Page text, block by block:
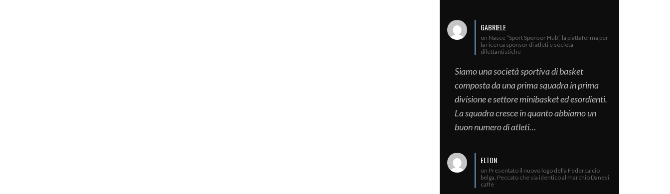
GABRIELE
on Nasce “Sport Sponsor Hub”, la piattaforma per
la ricerca sponsor di atleti e società
dilettantistiche
Siamo una società sportiva di basket
composta da una prima squadra in prima
divisione e settore minibasket ed esordienti.
La squadra cresce in quanto abbiamo un
buon numero di atleti…
ELTON
on Presentato il nuovo logo della Federcalcio
belga. Peccato che sia identico al marchio Danesi
caffè